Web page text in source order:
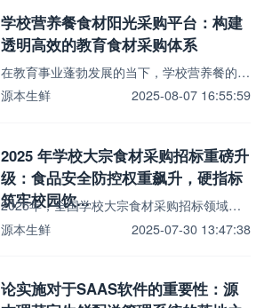
学校营养餐食材阳光采购平台：构建
透明高效的教育食材采购体系
在教育事业蓬勃发展的当下，学校营养餐的质量与安全直接关系到学生的身体健康和成长发育，而食材采购作为营...
源本生鲜
2025-08-07 16:55:59
2025 年学校大宗食材采购招标重磅升
级：食品安全防控权重飙升，硬指标
筑牢校园饮...
2025年，全国学校大宗食材采购招标领域迎来重大变革，食品安全防控成为招标评审的核心焦点。与往年相比...
源本生鲜
2025-07-30 13:47:38
论实施对于SAAS软件的重要性：源